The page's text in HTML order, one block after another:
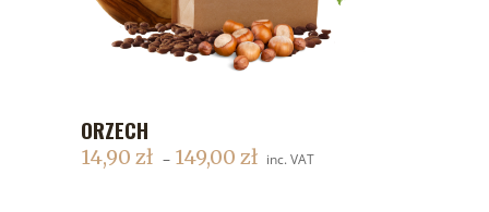
ORZECH
14,90 zł – 149,00 zł inc. VAT